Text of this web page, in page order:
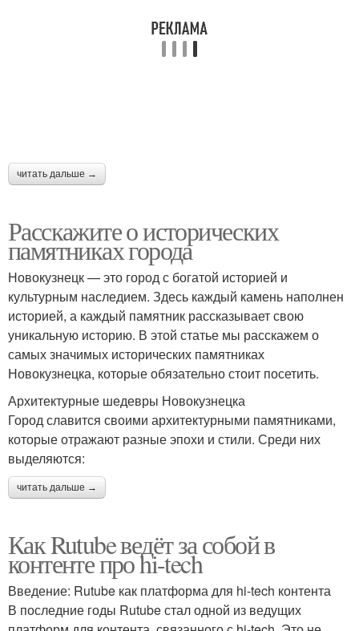
читать дальше →
Расскажите о исторических
памятниках города
Новокузнецк — это город с богатой историей и
культурным наследием. Здесь каждый камень наполнен
историей, а каждый памятник рассказывает свою
уникальную историю. В этой статье мы расскажем о
самых значимых исторических памятниках
Новокузнецка, которые обязательно стоит посетить.
Архитектурные шедевры Новокузнецка
Город славится своими архитектурными памятниками,
которые отражают разные эпохи и стили. Среди них
выделяются:
читать дальше →
Как Rutube ведёт за собой в
контенте про hi-tech
Введение: Rutube как платформа для hi-tech контента
В последние годы Rutube стал одной из ведущих